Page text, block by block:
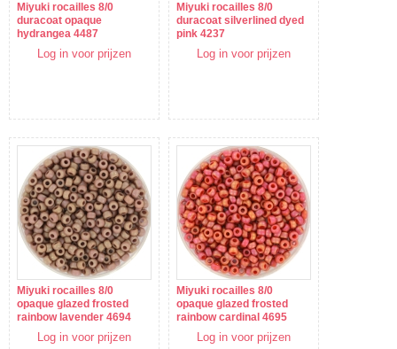
Miyuki rocailles 8/0
duracoat opaque
hydrangea 4487
Log in voor prijzen
Miyuki rocailles 8/0
duracoat silverlined dyed
pink 4237
Log in voor prijzen
Miyuki rocailles 8/0
opaque glazed frosted
rainbow lavender 4694
Log in voor prijzen
Miyuki rocailles 8/0
opaque glazed frosted
rainbow cardinal 4695
Log in voor prijzen